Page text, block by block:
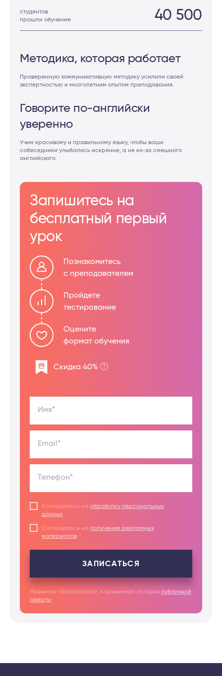
40 500
студентов
прошли обучение
Методика, которая работает
Проверенную коммуникативную методику усилили своей
экспертностью и многолетним опытом преподавания.
Говорите по-английски
уверенно
Учим красивому и правильному языку, чтобы ваши
собеседники улыбались искренне, а не из-за смешного
английского.
Запишитесь на
бесплатный первый
урок
Познакомитесь
с преподавателем
Пройдете
тестирование
Оцените
формат обучения
Скидка 40%
Имя*
Email*
Телефон*
Соглашаюсь на обработку персональных
данных
Соглашаюсь на получение рекламных
материалов
ЗАПИСАТЬСЯ
Нажимая «Записаться», я принимаю условия публичной
оферты